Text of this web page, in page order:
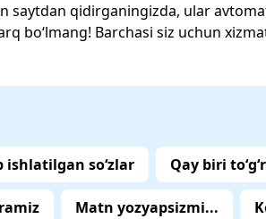
saytdan qidirganingizda, ular
bo‘lmang! Barchasi siz uchun
ishlatilgan so‘zlar Qay biri
Matn yozyapsizmi...